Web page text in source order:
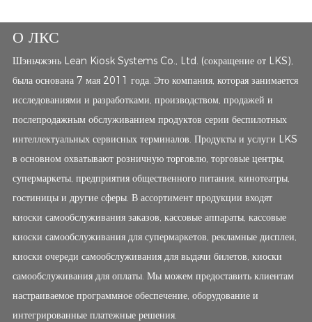
О ЛКС
Шэньчжэнь Lean Kiosk Systems Co., Ltd. (сокращение от LKS),
была основана 7 мая 2011 года. Это компания, которая занимается
исследованиями и разработками, производством, продажей и
послепродажным обслуживанием продуктов серии беспилотных
интеллектуальных сервисных терминалов. Продукты и услуги LKS
в основном охватывают розничную торговлю, торговые центры,
супермаркеты, предприятия общественного питания, кинотеатры,
гостиницы и другие сферы. В ассортимент продукции входят
киоски самообслуживания заказов, кассовые аппараты, кассовые
киоски самообслуживания для супермаркетов, рекламные дисплеи,
киоски очереди самообслуживания для выдачи билетов, киоски
самообслуживания для оплаты. Мы можем предоставить клиентам
настраиваемое программное обеспечение, оборудование и
интегрированные платежные решения.